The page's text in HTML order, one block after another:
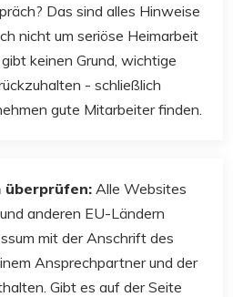
Das sind alles Hinweise
nicht um seriöse Heimarbeit
keinen Grund, wichtige
- schließlich
gute Mitarbeiter finden.
überprüfen: Alle Websites
anderen EU-Ländern
mit der Anschrift des
Ansprechpartner und der
Gibt es auf der Seite